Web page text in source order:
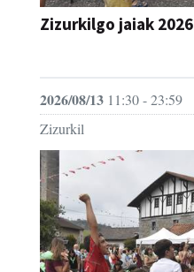
Zizurkilgo jaiak 2026
2026/08/13 11:30 - 23:59
Zizurkil